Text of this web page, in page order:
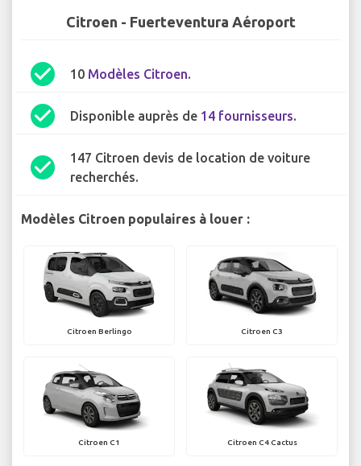
Citroen - Fuerteventura Aéroport
check_circle 10 Modèles Citroen.
check_circle Disponible auprès de 14 fournisseurs.
check_circle
147 Citroen devis de location de voiture
recherchés.
Modèles Citroen populaires à louer :
Citroen Berlingo Citroen C3
Citroen C1 Citroen C4 Cactus